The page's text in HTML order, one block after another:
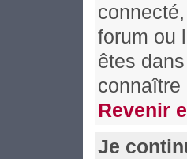
forum ou
êtes
connaître
Revenir
Je